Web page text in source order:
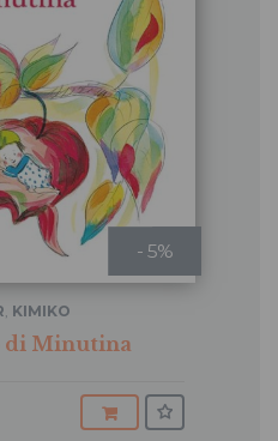
- 5%
Minutina
KIMIKO